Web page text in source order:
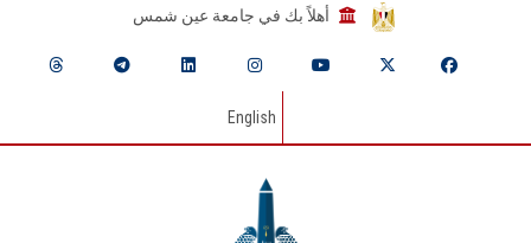
أهلاً بك في جامعة عين شمس
English